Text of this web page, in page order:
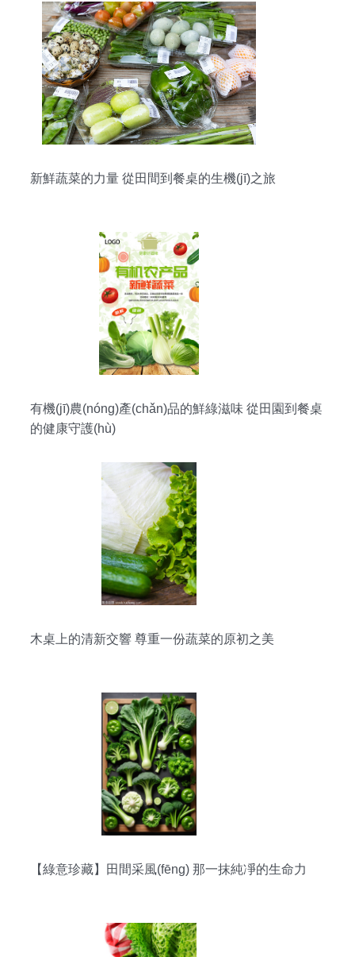
新鮮蔬菜的力量 從田間到餐桌的生機(jī)之旅
有機(jī)農(nóng)產(chǎn)品的鮮綠滋味 從田園到餐桌
的健康守護(hù)
木桌上的清新交響 尊重一份蔬菜的原初之美
【綠意珍藏】田間采風(fēng) 那一抹純凈的生命力